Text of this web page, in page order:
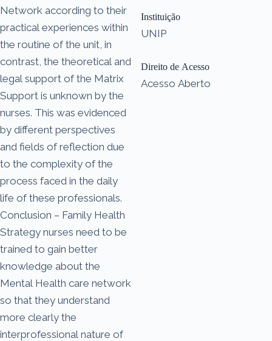
Network according to their
practical experiences within
the routine of the unit, in
contrast, the theoretical and
legal support of the Matrix
Support is unknown by the
nurses. This was evidenced
by different perspectives
and fields of reflection due
to the complexity of the
process faced in the daily
life of these professionals.
Conclusion – Family Health
Strategy nurses need to be
trained to gain better
knowledge about the
Mental Health care network
so that they understand
more clearly the
interprofessional nature of
Instituição
UNIP
Direito de Acesso
Acesso Aberto